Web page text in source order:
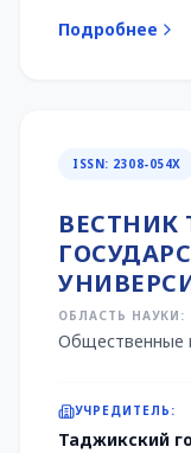
Подробнее
ISSN: 2308-054X
ВЕСТНИК
ОБЛАСТЬ НАУКИ:
Общественные
УЧРЕДИТЕЛЬ:
Таджикский